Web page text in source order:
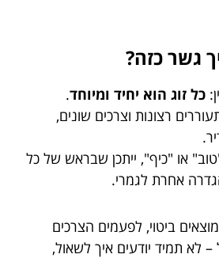
גשר כזה?
כל זוג הוא יחיד ומיוחד.
רצונות וצרכים שונים,
או "כיף", ייתכן שבראש של כל
אחרת לגמרי.
ביטוי, לפעמים הצרכים
לא תמיד יודעים איך לשאול,